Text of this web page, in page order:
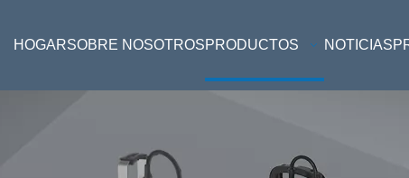
HOGARSOBRE NOSOTROSPRODUCTOS NOTICIAS